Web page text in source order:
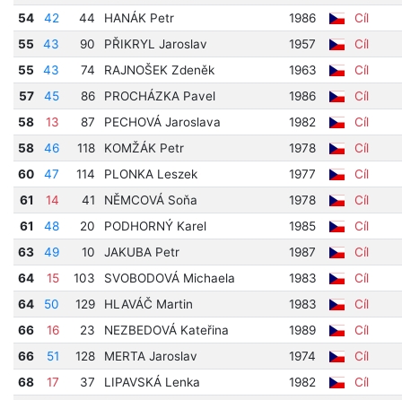
54
42 44 HANÁK Petr 1986
Cíl
55
43 90 PŘIKRYL Jaroslav 1957
Cíl
55
43 74 RAJNOŠEK Zdeněk 1963
Cíl
57
45 86 PROCHÁZKA Pavel 1986
Cíl
58
13 87 PECHOVÁ Jaroslava 1982
Cíl
58
46 118 KOMŽÁK Petr 1978
Cíl
60
47 114 PLONKA Leszek 1977
Cíl
61
14 41 NĚMCOVÁ Soňa 1978
Cíl
61
48 20 PODHORNÝ Karel 1985
Cíl
63
49 10 JAKUBA Petr 1987
Cíl
64
15 103 SVOBODOVÁ Michaela 1983
Cíl
64
50 129 HLAVÁČ Martin 1983
Cíl
66
16 23 NEZBEDOVÁ Kateřina 1989
Cíl
66
51 128 MERTA Jaroslav 1974
Cíl
68
17 37 LIPAVSKÁ Lenka 1982
Cíl